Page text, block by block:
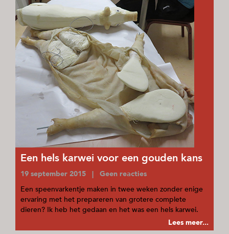
Een hels karwei voor een gouden kans
19 september 2015 | Geen reacties
Een speenvarkentje maken in twee weken zonder enige
ervaring met het prepareren van grotere complete
dieren? Ik heb het gedaan en het was een hels karwei.
Lees meer...